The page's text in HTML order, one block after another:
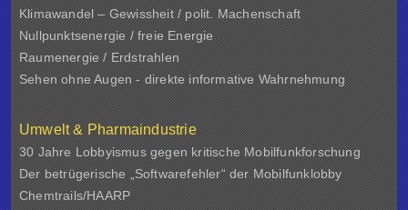
Klimawandel – Gewissheit / polit. Machenschaft
Nullpunktsenergie / freie Energie
Raumenergie / Erdstrahlen
Sehen ohne Augen - direkte informative Wahrnehmung
Umwelt & Pharmaindustrie
30 Jahre Lobbyismus gegen kritische Mobilfunkforschung
Der betrügerische „Softwarefehler“ der Mobilfunklobby
Chemtrails/HAARP